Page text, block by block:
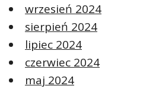
wrzesień 2024
sierpień 2024
lipiec 2024
czerwiec 2024
maj 2024